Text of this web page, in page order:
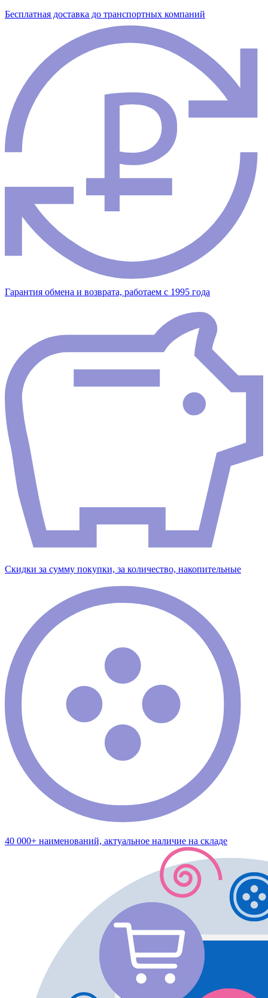
Бесплатная доставка до транспортных компаний
Гарантия обмена и возврата, работаем с 1995 года
Скидки за сумму покупки, за количество, накопительные
40 000+ наименований, актуальное наличие на складе